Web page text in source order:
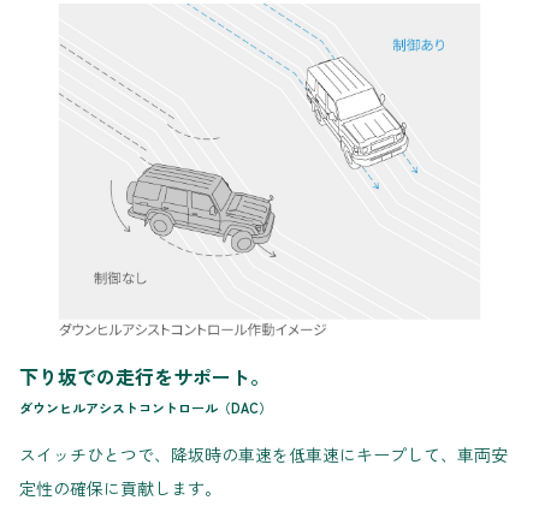
下り坂での走行をサポート。
ダウンヒルアシストコントロール（DAC）
スイッチひとつで、降坂時の車速を低車速にキープして、車両安
定性の確保に貢献します。